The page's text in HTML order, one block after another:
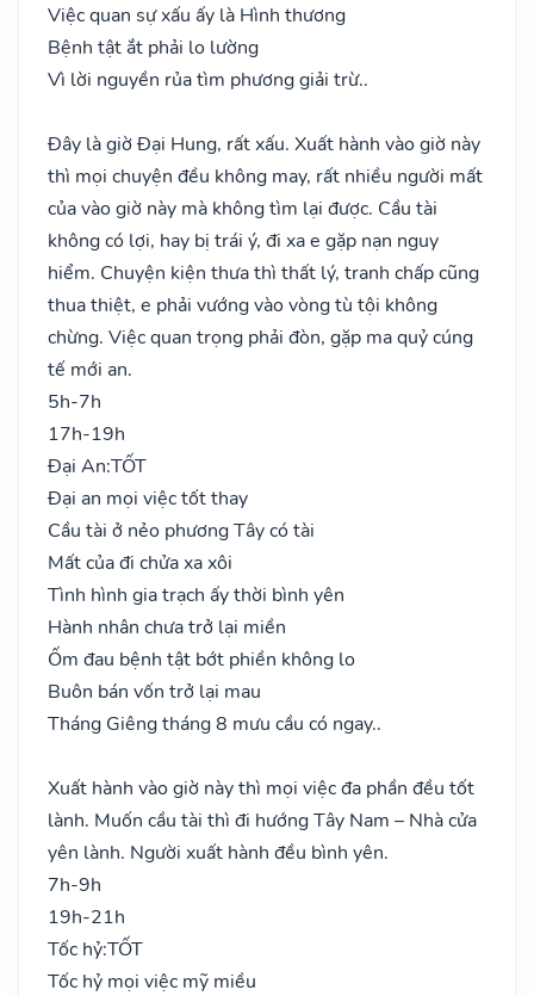
Việc quan sự xấu ấy là Hình thương
Bệnh tật ắt phải lo lường
Vì lời nguyền rủa tìm phương giải trừ..
Đây là giờ Đại Hung, rất xấu. Xuất hành vào giờ này
thì mọi chuyện đều không may, rất nhiều người mất
của vào giờ này mà không tìm lại được. Cầu tài
không có lợi, hay bị trái ý, đi xa e gặp nạn nguy
hiểm. Chuyện kiện thưa thì thất lý, tranh chấp cũng
thua thiệt, e phải vướng vào vòng tù tội không
chừng. Việc quan trọng phải đòn, gặp ma quỷ cúng
tế mới an.
5h-7h
17h-19h
Đại An:TỐT
Đại an mọi việc tốt thay
Cầu tài ở nẻo phương Tây có tài
Mất của đi chửa xa xôi
Tình hình gia trạch ấy thời bình yên
Hành nhân chưa trở lại miền
Ốm đau bệnh tật bớt phiền không lo
Buôn bán vốn trở lại mau
Tháng Giêng tháng 8 mưu cầu có ngay..
Xuất hành vào giờ này thì mọi việc đa phần đều tốt
lành. Muốn cầu tài thì đi hướng Tây Nam – Nhà cửa
yên lành. Người xuất hành đều bình yên.
7h-9h
19h-21h
Tốc hỷ:TỐT
Tốc hỷ mọi việc mỹ miều